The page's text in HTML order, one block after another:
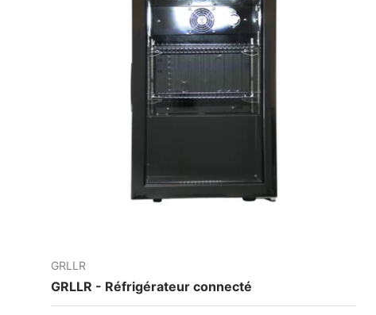
GRLLR
GRLLR - Réfrigérateur connecté